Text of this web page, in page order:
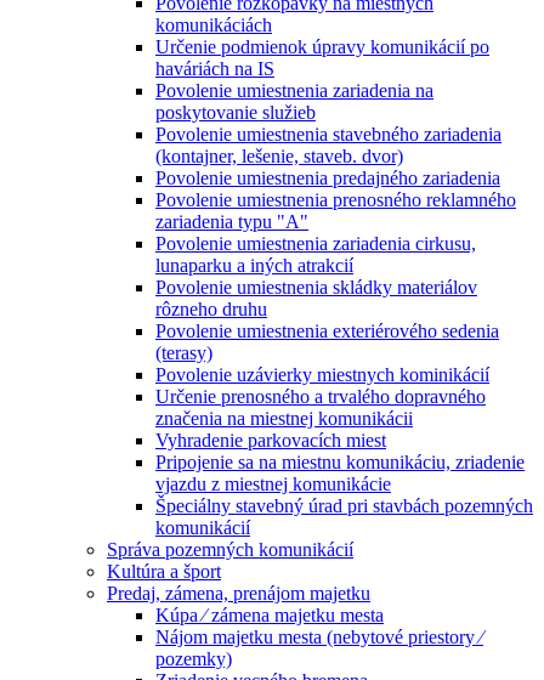
komunikáciách
Určenie podmienok úpravy komunikácií po
haváriách na IS
Povolenie umiestnenia zariadenia na
poskytovanie služieb
Povolenie umiestnenia stavebného zariadenia
(kontajner, lešenie, staveb. dvor)
Povolenie umiestnenia predajného zariadenia
Povolenie umiestnenia prenosného reklamného
zariadenia typu "A"
Povolenie umiestnenia zariadenia cirkusu,
lunaparku a iných atrakcií
Povolenie umiestnenia skládky materiálov
rôzneho druhu
Povolenie umiestnenia exteriérového sedenia
(terasy)
Povolenie uzávierky miestnych kominikácií
Určenie prenosného a trvalého dopravného
značenia na miestnej komunikácii
Vyhradenie parkovacích miest
Pripojenie sa na miestnu komunikáciu, zriadenie
vjazdu z miestnej komunikácie
Špeciálny stavebný úrad pri stavbách pozemných
komunikácií
Správa pozemných komunikácií
Kultúra a šport
Predaj, zámena, prenájom majetku
Kúpa ⁄ zámena majetku mesta
Nájom majetku mesta (nebytové priestory ⁄
pozemky)